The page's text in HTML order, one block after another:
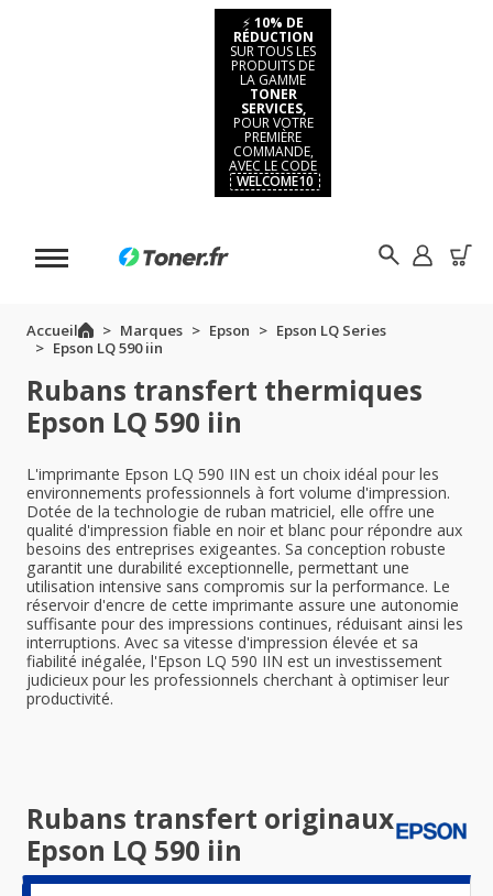
⚡ 10% DE
RÉDUCTION
SUR TOUS LES
PRODUITS DE
LA GAMME
TONER
SERVICES,
POUR VOTRE
PREMIÈRE
COMMANDE,
AVEC LE CODE
WELCOME10
Accueil Marques Epson
Epson LQ Series
Epson LQ 590 iin
Rubans transfert thermiques
Epson LQ 590 iin
L'imprimante Epson LQ 590 IIN est un choix idéal pour les
environnements professionnels à fort volume d'impression.
Dotée de la technologie de ruban matriciel, elle offre une
qualité d'impression fiable en noir et blanc pour répondre aux
besoins des entreprises exigeantes. Sa conception robuste
garantit une durabilité exceptionnelle, permettant une
utilisation intensive sans compromis sur la performance. Le
réservoir d'encre de cette imprimante assure une autonomie
suffisante pour des impressions continues, réduisant ainsi les
interruptions. Avec sa vitesse d'impression élevée et sa
fiabilité inégalée, l'Epson LQ 590 IIN est un investissement
judicieux pour les professionnels cherchant à optimiser leur
productivité.
Rubans transfert originaux
Epson LQ 590 iin